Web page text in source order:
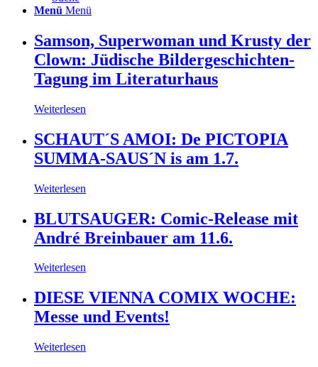
Menü Menü
Samson, Superwoman und Krusty der
Clown: Jüdische Bildergeschichten-
Tagung im Literaturhaus
Weiterlesen
SCHAUT´S AMOI: De PICTOPIA
SUMMA-SAUS´N is am 1.7.
Weiterlesen
BLUTSAUGER: Comic-Release mit
André Breinbauer am 11.6.
Weiterlesen
DIESE VIENNA COMIX WOCHE:
Messe und Events!
Weiterlesen